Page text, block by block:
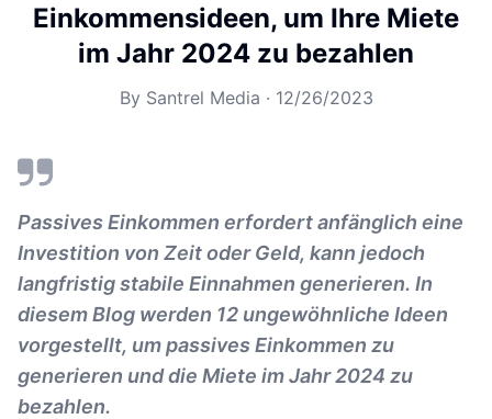
Einkommensideen, um Ihre Miete
im Jahr 2024 zu bezahlen
By Santrel Media · 12/26/2023
Passives Einkommen erfordert anfänglich eine
Investition von Zeit oder Geld, kann jedoch
langfristig stabile Einnahmen generieren. In
diesem Blog werden 12 ungewöhnliche Ideen
vorgestellt, um passives Einkommen zu
generieren und die Miete im Jahr 2024 zu
bezahlen.